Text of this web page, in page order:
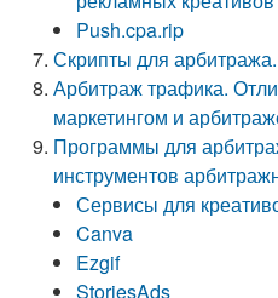
Push.cpa.rip
Скрипты для
Арбитраж трафика.
маркетингом и
Программы для
инструментов
Сервисы для
Canva
Ezgif
StoriesAds